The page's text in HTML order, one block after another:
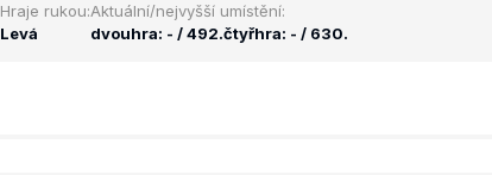
Hraje rukou:
Levá
Aktuální/nejvyšší umístění:
dvouhra: - / 492.čtyřhra: - / 630.